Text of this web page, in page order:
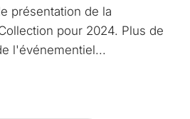
présentation de la
pour 2024. Plus de
l'événementiel...